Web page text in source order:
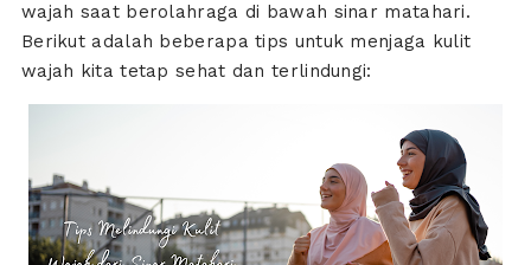
wajah saat berolahraga di bawah sinar matahari.
Berikut adalah beberapa tips untuk menjaga kulit
wajah kita tetap sehat dan terlindungi: